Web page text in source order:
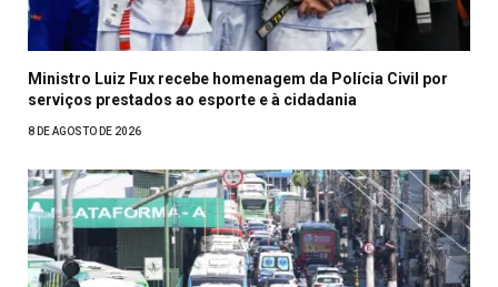
Ministro Luiz Fux recebe homenagem da Polícia Civil por
serviços prestados ao esporte e à cidadania
8 DE AGOSTO DE 2026